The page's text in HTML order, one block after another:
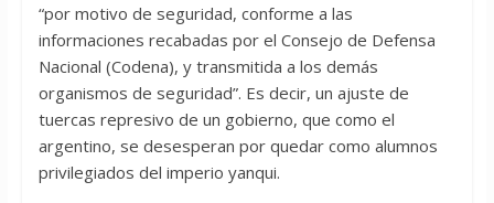
“por motivo de seguridad, conforme a las
informaciones recabadas por el Consejo de Defensa
Nacional (Codena), y transmitida a los demás
organismos de seguridad”. Es decir, un ajuste de
tuercas represivo de un gobierno, que como el
argentino, se desesperan por quedar como alumnos
privilegiados del imperio yanqui.